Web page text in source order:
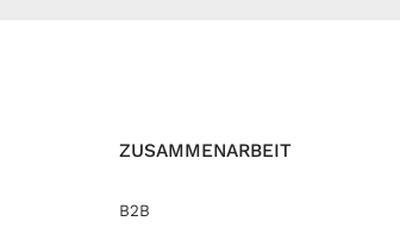
ZUSAMMENARBEIT
B2B